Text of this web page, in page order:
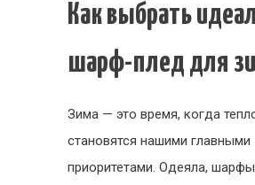
Как выбрать
шарф-плед для
Зима — это время, когда
становятся нашими главными
приоритетами. Одеяла,